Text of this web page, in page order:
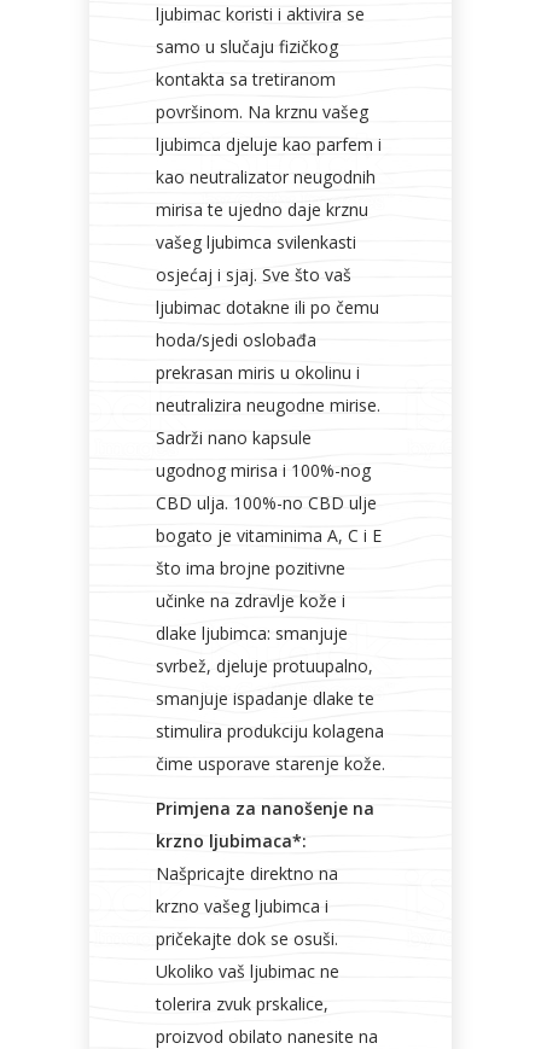
ljubimac koristi i aktivira se
samo u slučaju fizičkog
kontakta sa tretiranom
površinom. Na krznu vašeg
ljubimca djeluje kao parfem i
kao neutralizator neugodnih
mirisa te ujedno daje krznu
vašeg ljubimca svilenkasti
osjećaj i sjaj. Sve što vaš
ljubimac dotakne ili po čemu
hoda/sjedi oslobađa
prekrasan miris u okolinu i
neutralizira neugodne mirise.
Sadrži nano kapsule
ugodnog mirisa i 100%-nog
CBD ulja. 100%-no CBD ulje
bogato je vitaminima A, C i E
što ima brojne pozitivne
učinke na zdravlje kože i
dlake ljubimca: smanjuje
svrbež, djeluje protuupalno,
smanjuje ispadanje dlake te
stimulira produkciju kolagena
čime usporave starenje kože.
Primjena za nanošenje na
krzno ljubimaca*:
Našpricajte direktno na
krzno vašeg ljubimca i
pričekajte dok se osuši.
Ukoliko vaš ljubimac ne
tolerira zvuk prskalice,
proizvod obilato nanesite na